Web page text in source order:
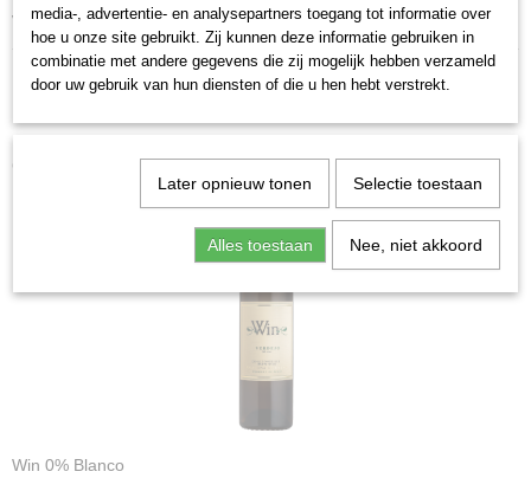
Volume 0,75l
Ook interessant
Win 0% Blanco
media-, advertentie- en analysepartners toegang tot informatie over
hoe u onze site gebruikt. Zij kunnen deze informatie gebruiken in
combinatie met andere gegevens die zij mogelijk hebben verzameld
door uw gebruik van hun diensten of die u hen hebt verstrekt.
Later opnieuw tonen Selectie toestaan
Alles toestaan Nee, niet akkoord